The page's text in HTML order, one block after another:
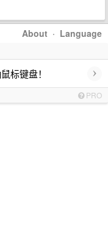
About · Language
标键盘！ ›
PRO